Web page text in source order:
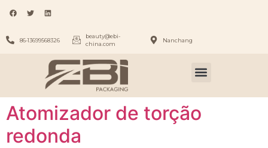
86-13699568326
beauty@ebi-
china.com
Nanchang
Atomizador de torção
redonda